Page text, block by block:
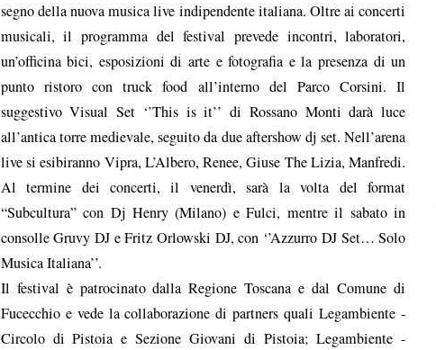
segno della nuova musica live indipendente italiana. Oltre ai concerti
musicali, il programma del festival prevede incontri, laboratori,
un’officina bici, esposizioni di arte e fotografia e la presenza di un
punto ristoro con truck food all’interno del Parco Corsini. Il
suggestivo Visual Set ‘’This is it’’ di Rossano Monti darà luce
all’antica torre medievale, seguito da due aftershow dj set. Nell’arena
live si esibiranno Vipra, L’Albero, Renee, Giuse The Lizia, Manfredi.
Al termine dei concerti, il venerdì, sarà la volta del format
“Subcultura” con Dj Henry (Milano) e Fulci, mentre il sabato in
consolle Gruvy DJ e Fritz Orlowski DJ, con ‘’Azzurro DJ Set… Solo
Musica Italiana’’.
Il festival è patrocinato dalla Regione Toscana e dal Comune di
Fucecchio e vede la collaborazione di partners quali Legambiente -
Circolo di Pistoia e Sezione Giovani di Pistoia; Legambiente -